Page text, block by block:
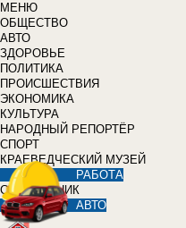
МЕНЮ
ОБЩЕСТВО
АВТО
ЗДОРОВЬЕ
ПОЛИТИКА
ПРОИСШЕСТВИЯ
ЭКОНОМИКА
КУЛЬТУРА
НАРОДНЫЙ РЕПОРТЁР
СПОРТ
КРАЕВЕДЧЕСКИЙ МУЗЕЙ
РАБОТА
СПРАВОЧНИК
АВТО